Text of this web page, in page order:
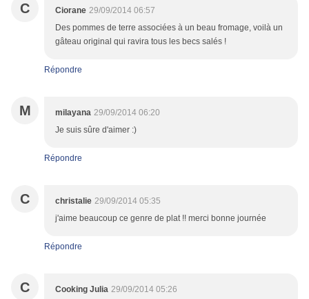
C Ciorane 29/09/2014 06:57
Des pommes de terre associées à un beau fromage, voilà un
gâteau original qui ravira tous les becs salés !
Répondre
M milayana 29/09/2014 06:20
Je suis sûre d'aimer :)
Répondre
C christalie 29/09/2014 05:35
j'aime beaucoup ce genre de plat !! merci bonne journée
Répondre
C Cooking Julia 29/09/2014 05:26